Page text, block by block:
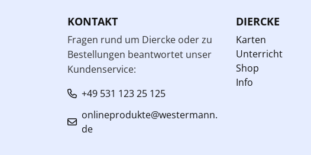
KONTAKT
Fragen rund um Diercke oder zu
Bestellungen beantwortet unser
Kundenservice:
+49 531 123 25 125
onlineprodukte@westermann.
de
DIERCKE
Karten
Unterricht
Shop
Info